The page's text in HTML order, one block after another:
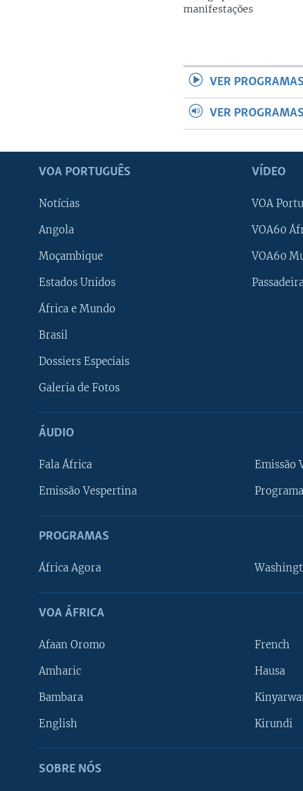
manifestações
VER
VER
VOA PORTUGUÊS
Notícias
Angola
Moçambique
Estados Unidos
África e Mundo
Brasil
Dossiers Especiais
Galeria de Fotos
VÍDEO
VOA
VOA60
VOA60
ÁUDIO
Fala África
Emissão Vespertina
Emissão
PROGRAMAS
África Agora
VOA ÁFRICA
Afaan Oromo
Amharic
Bambara
English
French
Hausa
Kirundi
SOBRE NÓS